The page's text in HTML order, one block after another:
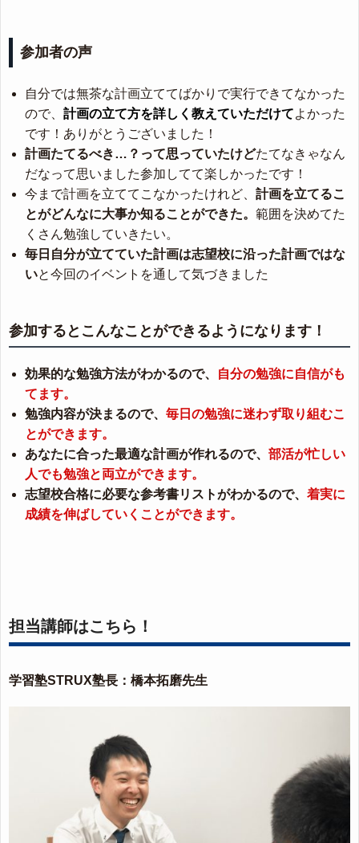
参加者の声
自分では無茶な計画立ててばかりで実行できてなかった
ので、 計画の立て方を詳しく教えていただけてよかった
です！ありがとうございました！
計画たてるべき…？って思っていたけどたてなきゃなん
だなって思いました参加してて楽しかったです！
今まで計画を立ててこなかったけれど、 計画を立てるこ
とがどんなに大事か知ることができた。 範囲を決めてた
くさん勉強していきたい。
毎日自分が立てていた計画は志望校に沿った計画ではな
いと今回のイベントを通して気づきました
参加するとこんなことができるようになります！
効果的な勉強方法がわかるので、
自分の勉強に自信がも
てます。
勉強内容が決まるので、 毎日の勉強に迷わず取り組むこ
とができます。
あなたに合った最適な計画が作れるので、 部活が忙しい
人でも勉強と両立ができます。
志望校合格に必要な参考書リストがわかるので、 着実に
成績を伸ばしていくことができます。
担当講師はこちら！
学習塾STRUX塾長：橋本拓磨先生